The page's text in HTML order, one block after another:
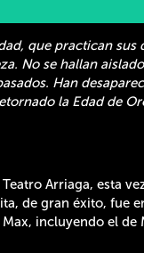
que practican
No se hallan
Han
la Edad de
Arriaga, esta
de gran éxito, fue
incluyendo el de